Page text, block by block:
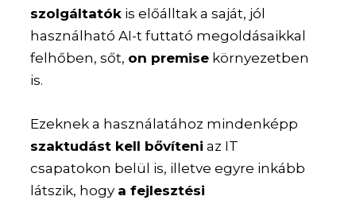
szolgáltatók is előálltak a saját, jól
használható AI-t futtató megoldásaikkal
felhőben, sőt, on premise környezetben
is.
Ezeknek a használatához mindenképp
szaktudást kell bővíteni az IT
csapatokon belül is, illetve egyre inkább
látszik, hogy a fejlesztési